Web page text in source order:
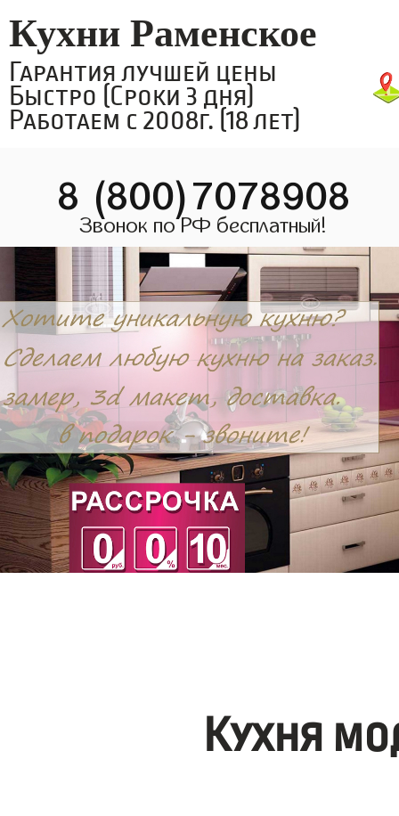
Кухни Раменское
Гарантия лучшей цены
Быстро (Сроки 3 дня)
Работаем с 2008г. (18 лет)
8 (800)7078908
Звонок по РФ бесплатный!
Кухня